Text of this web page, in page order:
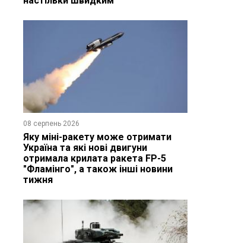
08 серпень 2026
Яку міні-ракету може отримати
Україна та які нові двигуни
отримала крилата ракета FP-5
"Фламінго", а також інші новини
тижня